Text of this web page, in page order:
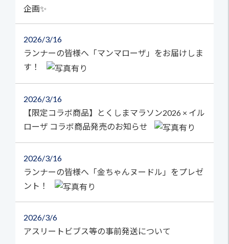
企画✨
2026 3/16
ランナーの皆様へ「マンマローザ」をお届けしま
す！
2026 3/16
【限定コラボ商品】とくしまマラソン2026 × イル
ローザ コラボ商品発売のお知らせ
2026 3/16
ランナーの皆様へ「金ちゃんヌードル」をプレゼ
ント！
2026 3/6
アスリートビブス等の事前発送について